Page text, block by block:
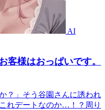
AI
客様はおっぱいです。
？」そう谷園さんに誘われ
れデートなのか…！？周り